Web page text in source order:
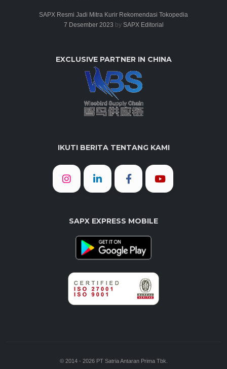
SAPX Resmi Jadi Mitra Kurir Rekomendasi Tokopedia
7 Desember 2023 by SAPX Editorial
EXCLUSIVE PARTNER IN CHINA
IKUTI BERITA TENTANG KAMI
SAPX EXPRESS MOBILE
© 2014 - 2026 PT Satria Antaran Prima Tbk.